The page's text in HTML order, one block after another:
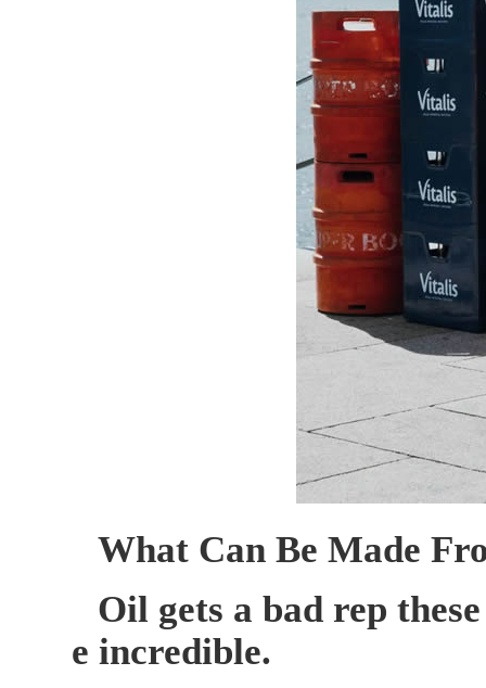
What Can Be Made
Oil gets a bad rep
e incredible.